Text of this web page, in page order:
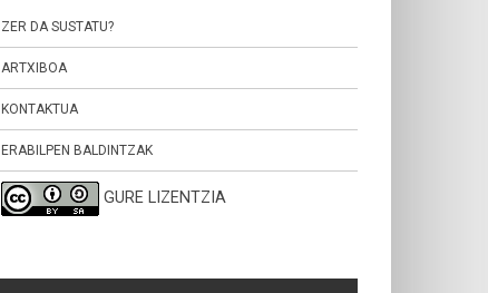
ZER DA SUSTATU?
ARTXIBOA
KONTAKTUA
ERABILPEN BALDINTZAK
GURE LIZENTZIA